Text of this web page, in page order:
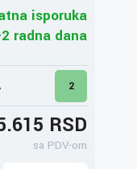
isporuka
radna dana
2
RSD
sa PDV-om